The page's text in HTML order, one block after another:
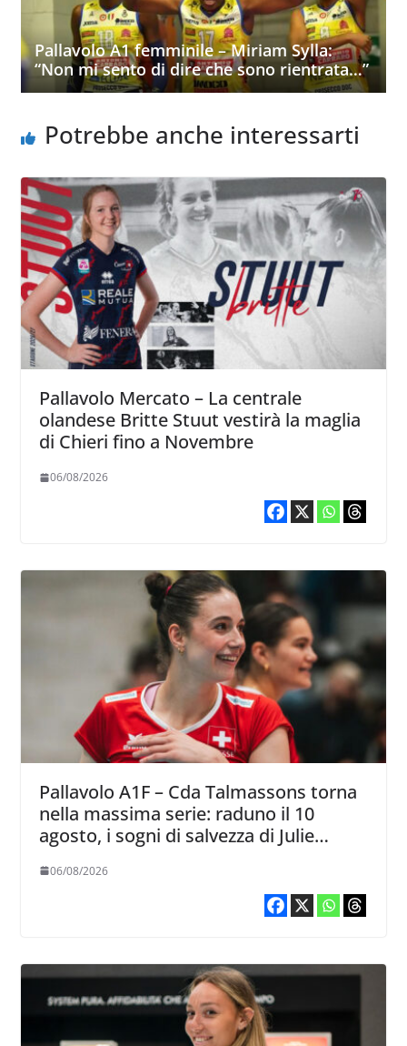
Pallavolo A1 femminile – Miriam Sylla:
“Non mi sento di dire che sono rientrata…”
Potrebbe anche interessarti
Pallavolo Mercato – La centrale
olandese Britte Stuut vestirà la maglia
di Chieri fino a Novembre
06/08/2026
Pallavolo A1F – Cda Talmassons torna
nella massima serie: raduno il 10
agosto, i sogni di salvezza di Julie
06/08/2026